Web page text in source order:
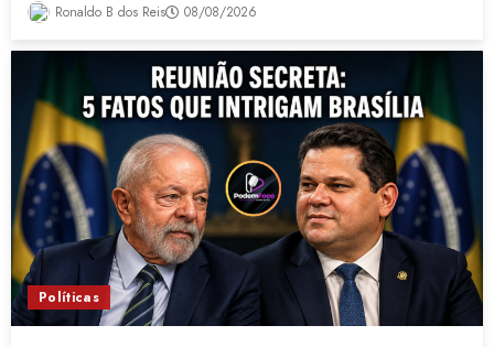
Ronaldo B dos Reis 08/08/2026
Políticas